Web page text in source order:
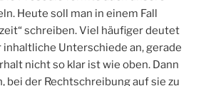
Heute soll man in einem Fall
schreiben. Viel häufiger deutet
inhaltliche Unterschiede an, gerade
nicht so klar ist wie oben. Dann
bei der Rechtschreibung auf sie zu